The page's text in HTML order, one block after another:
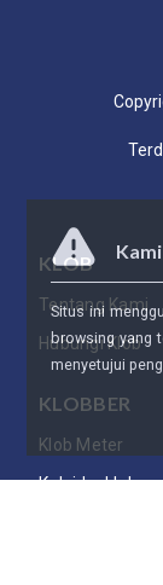
KLOB
Tentang Kami
Hubungi Klob
KLOBBER
Klob Meter
Kaleidosklob
Situs ini
browsing yang
menyetujui